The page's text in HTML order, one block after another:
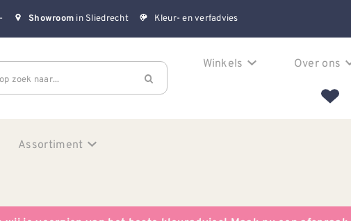
Showroom in Sliedrecht Kleur- en verfadvies
zoek naar...
Winkels Over ons
Assortiment